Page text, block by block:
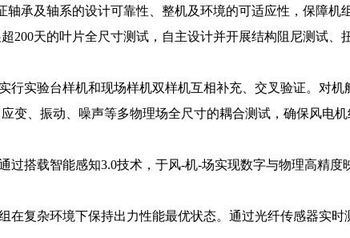
承及轴系的设计可靠性、整机及环境的可适应性，保障机
200天的叶片全尺寸测试，自主设计并开展结构阻尼测试、
实验台样机和现场样机双样机互相补充、交叉验证。对机
变、振动、噪声等多物理场全尺寸的耦合测试，确保风电机
搭载智能感知3.0技术，于风-机-场实现数字与物理高精度
复杂环境下保持出力性能最优状态。通过光纤传感器实